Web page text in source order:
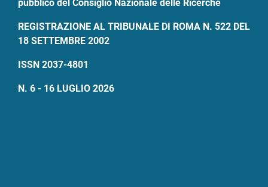
pubblico del Consiglio Nazionale delle Ricerche
REGISTRAZIONE AL TRIBUNALE DI ROMA N. 522 DEL
18 SETTEMBRE 2002
ISSN 2037-4801
N. 6 - 16 LUGLIO 2026